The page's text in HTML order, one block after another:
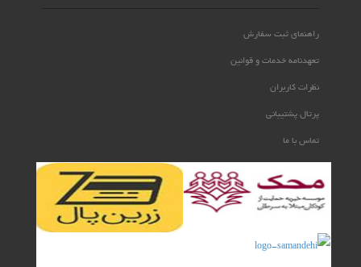
راهنمای ثبت سفارش
تعهدنامه خدمات و قوانین
نظرات کاربران
پرتال پشتیبانی
تماس با ما